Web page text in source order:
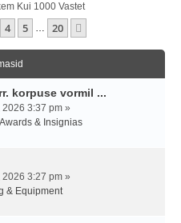
Kui 1000 Vastet
4 5 … 20
korpuse vormil ...
2026 3:37 pm »
& Insignias
2026 3:27 pm »
& Equipment